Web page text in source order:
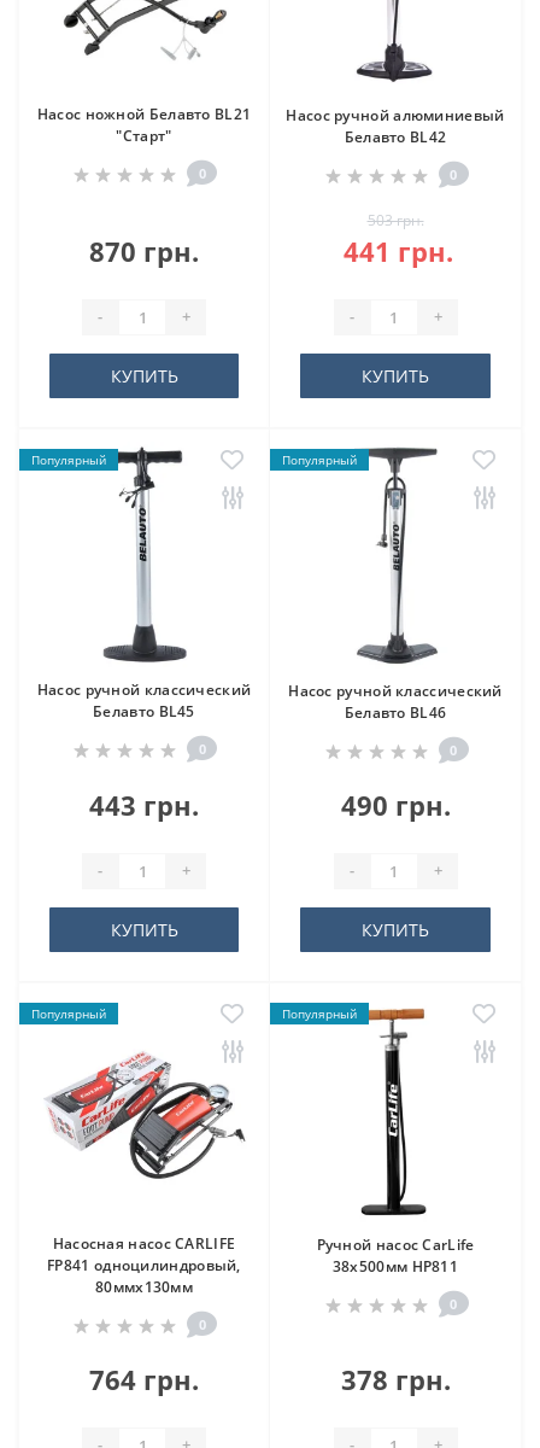
Насос ножной Белавто BL21
"Старт"
0
870 грн.
- +
КУПИТЬ
Насос ручной алюминиевый
Белавто BL42
0
503 грн.
441 грн.
- +
КУПИТЬ
Популярный
Насос ручной классический
Белавто BL45
0
443 грн.
- +
КУПИТЬ
Популярный
Насос ручной классический
Белавто BL46
0
490 грн.
- +
КУПИТЬ
Популярный
Насосная насос CARLIFE
FP841 одноцилиндровый,
80ммx130мм
0
764 грн.
Популярный
Ручной насос CarLife
38х500мм HP811
0
378 грн.